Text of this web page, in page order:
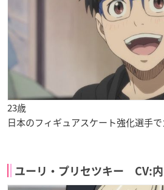
23歳
日本のフィギュアスケート強化選手で
ユーリ・プリセツキー CV: